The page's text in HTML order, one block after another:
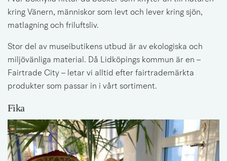
kring Vänern, människor som levt och lever kring sjön,
matlagning och friluftsliv.
Stor del av museibutikens utbud är av ekologiska och
miljövänliga material. Då Lidköpings kommun är en –
Fairtrade City – letar vi alltid efter fairtrademärkta
produkter som passar in i vårt sortiment.
Fika